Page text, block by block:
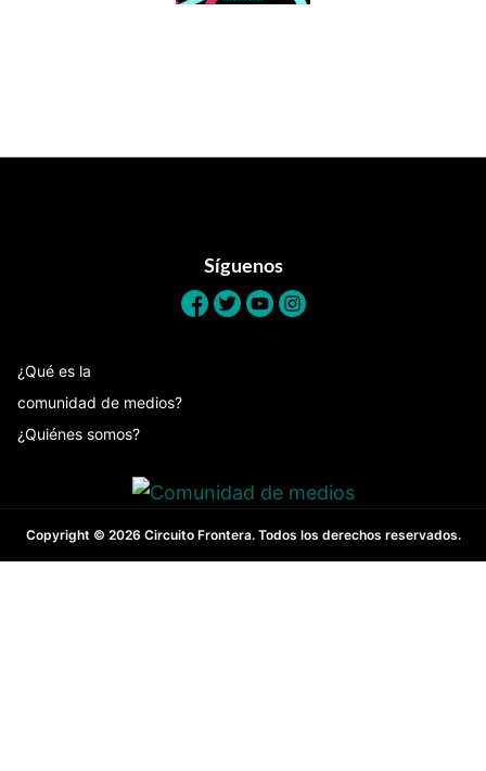
Síguenos
¿Qué es la
comunidad de medios?
¿Quiénes somos?
Copyright © 2026 Circuito Frontera. Todos los derechos reservados.